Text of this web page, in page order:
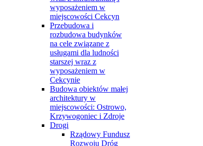
wyposażeniem w
miejscowości Cekcyn
Przebudowa i
rozbudowa budynków
na cele związane z
usługami dla ludności
starszej wraz z
wyposażeniem w
Cekcynie
Budowa obiektów małej
architektury w
miejscowości: Ostrowo,
Krzywogoniec i Zdroje
Drogi
Rządowy Fundusz
Rozwoju Dróg